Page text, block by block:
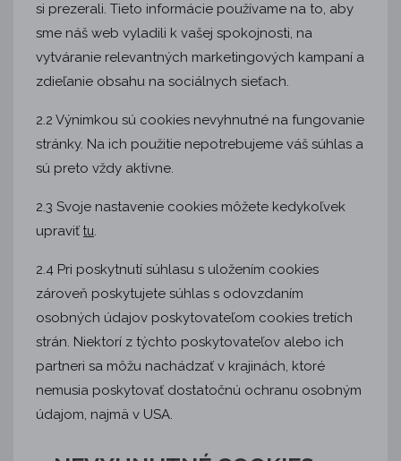
si prezerali. Tieto informácie používame na to, aby
sme náš web vyladili k vašej spokojnosti, na
vytváranie relevantných marketingových kampaní a
zdieľanie obsahu na sociálnych sieťach.
2.2 Výnimkou sú cookies nevyhnutné na fungovanie
stránky. Na ich použitie nepotrebujeme váš súhlas a
sú preto vždy aktívne.
2.3 Svoje nastavenie cookies môžete kedykoľvek
upraviť tu.
2.4 Pri poskytnutí súhlasu s uložením cookies
zároveň poskytujete súhlas s odovzdaním
osobných údajov poskytovateľom cookies tretích
strán. Niektorí z týchto poskytovateľov alebo ich
partneri sa môžu nachádzať v krajinách, ktoré
nemusia poskytovať dostatočnú ochranu osobným
údajom, najmä v USA.